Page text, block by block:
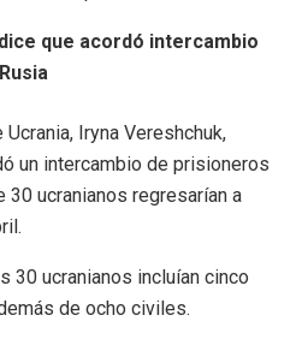
que acordó intercambio
Iryna Vereshchuk,
un intercambio de prisioneros
30 ucranianos regresarían a
30 ucranianos incluían cinco
de ocho civiles.